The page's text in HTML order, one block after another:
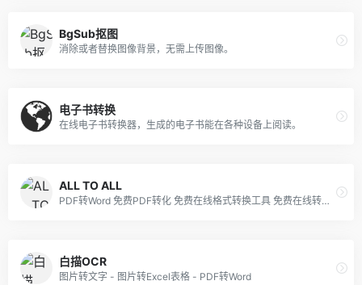
BgSub抠图
消除或者替换图像背景，无需上传图像。
电子书转换
在线电子书转换器，生成的电子书能在各种设备上阅读。
ALL TO ALL
PDF转Word 免费PDF转化 免费在线格式转换工具 免费在线转换工具 免费视频在线转换 免费音频在线转换。
白描OCR
图片转文字 - 图片转Excel表格 - PDF转Word